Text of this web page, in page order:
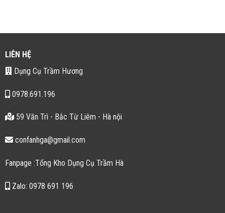
LIÊN HỆ
Dụng Cụ Trầm Hương
0978.691.196
59 Văn Trì - Bắc Từ Liêm - Hà nội
confanhga@gmail.com
Fanpage :Tổng Kho Dụng Cụ Trầm Hà
Zalo: 0978 691 196